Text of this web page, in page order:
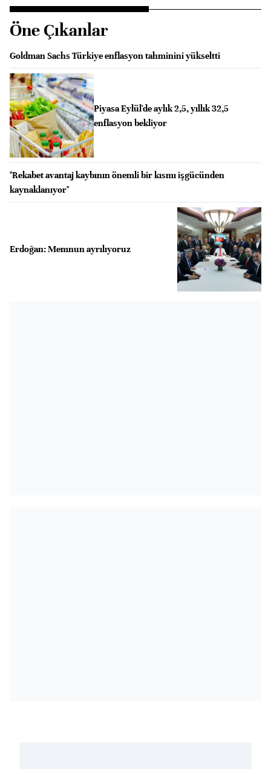
Öne Çıkanlar
Goldman Sachs Türkiye enflasyon tahminini yükseltti
Piyasa Eylül'de aylık 2,5, yıllık 32,5
enflasyon bekliyor
"Rekabet avantaj kaybının önemli bir kısmı işgücünden
kaynaklanıyor"
Erdoğan: Memnun ayrılıyoruz